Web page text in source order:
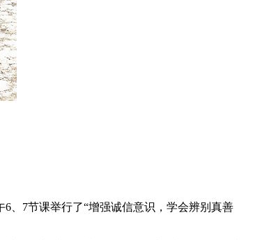
、7节课举行了“增强诚信意识，学会辨别真善